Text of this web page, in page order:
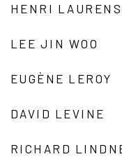
HENRI LAURENS
LEE JIN WOO
EUGÈNE LEROY
DAVID LEVINE
RICHARD